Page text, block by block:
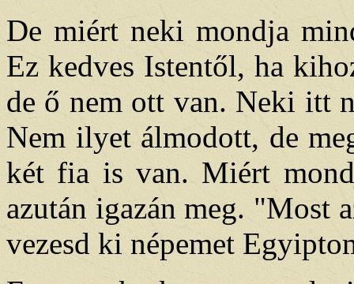
De miért neki mondja
Ez kedves Istentől, ha
de ő nem ott van. Neki itt
Nem ilyet álmodott, de
két fia is van. Miért
azután igazán meg. "Most
vezesd ki népemet